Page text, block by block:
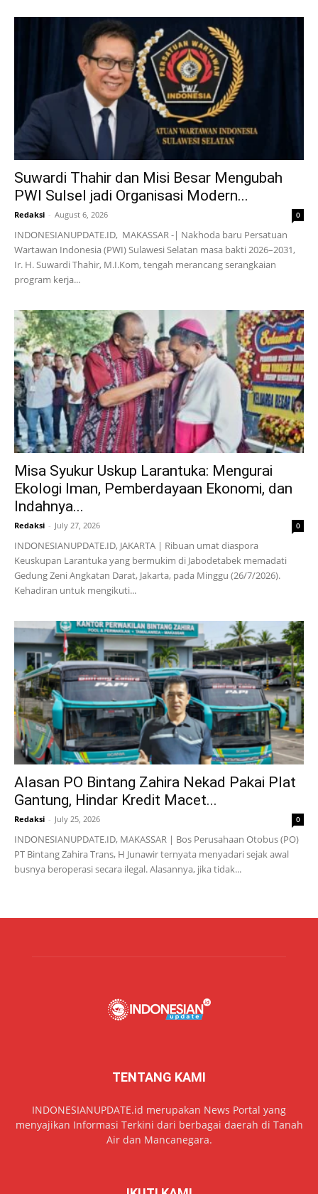
Suwardi Thahir dan Misi Besar Mengubah
PWI Sulsel jadi Organisasi Modern...
Redaksi - August 6, 2026 0
INDONESIANUPDATE.ID, MAKASSAR -| Nakhoda baru Persatuan
Wartawan Indonesia (PWI) Sulawesi Selatan masa bakti 2026–2031,
Ir. H. Suwardi Thahir, M.I.Kom, tengah merancang serangkaian
program kerja...
Misa Syukur Uskup Larantuka: Mengurai
Ekologi Iman, Pemberdayaan Ekonomi, dan
Indahnya...
Redaksi - July 27, 2026 0
INDONESIANUPDATE.ID, JAKARTA | Ribuan umat diaspora
Keuskupan Larantuka yang bermukim di Jabodetabek memadati
Gedung Zeni Angkatan Darat, Jakarta, pada Minggu (26/7/2026).
Kehadiran untuk mengikuti...
Alasan PO Bintang Zahira Nekad Pakai Plat
Gantung, Hindar Kredit Macet...
Redaksi - July 25, 2026 0
INDONESIANUPDATE.ID, MAKASSAR | Bos Perusahaan Otobus (PO)
PT Bintang Zahira Trans, H Junawir ternyata menyadari sejak awal
busnya beroperasi secara ilegal. Alasannya, jika tidak...
TENTANG KAMI
INDONESIANUPDATE.id merupakan News Portal yang
menyajikan Informasi Terkini dari berbagai daerah di Tanah
Air dan Mancanegara.